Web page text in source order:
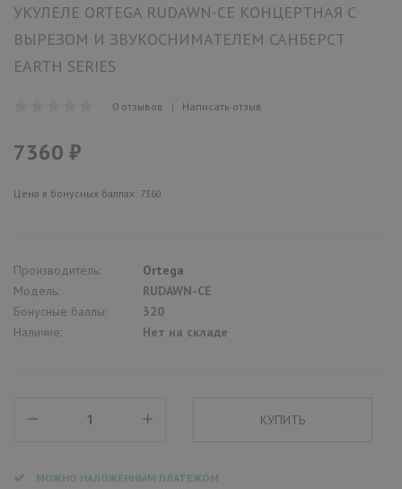
УКУЛЕЛЕ ORTEGA RUDAWN-CE КОНЦЕРТНАЯ С
ВЫРЕЗОМ И ЗВУКОСНИМАТЕЛЕМ САНБЕРСТ
EARTH SERIES
0 отзывов | Написать отзыв
7360 ₽
Цена в бонусных баллах: 7360
Производитель:
Ortega
Модель:
RUDAWN-CE
Бонусные баллы:
320
Наличие:
Нет на складе
МОЖНО НАЛОЖЕННЫМ ПЛАТЕЖОМ